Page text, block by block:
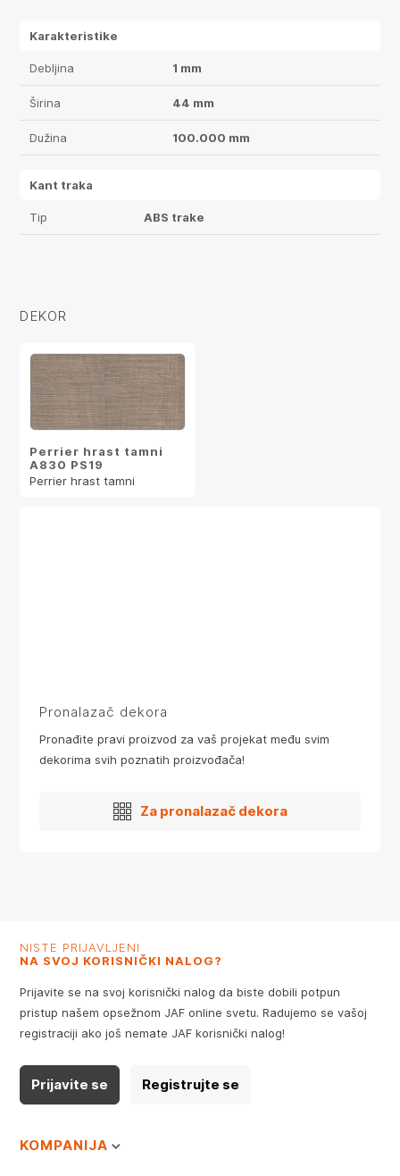
Karakteristike
Debljina 1 mm
Širina 44 mm
Dužina 100.000 mm
Kant traka
Tip ABS trake
DEKOR
Perrier hrast tamni
A830 PS19
Perrier hrast tamni
Pronalazač dekora
Pronađite pravi proizvod za vaš projekat među svim
dekorima svih poznatih proizvođača!
Za pronalazač dekora
NISTE PRIJAVLJENI
NA SVOJ KORISNIČKI NALOG?
Prijavite se na svoj korisnički nalog da biste dobili potpun
pristup našem opsežnom JAF online svetu. Radujemo se vašoj
registraciji ako još nemate JAF korisnički nalog!
Prijavite se Registrujte se
KOMPANIJA